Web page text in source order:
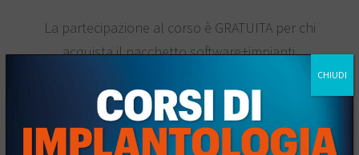
La partecipazione al corso è GRATUITA per chi
acquista il pacchetto software+impianti.
La quota di partecipazione include Coffee Break
e Lunch.
CHIUDI